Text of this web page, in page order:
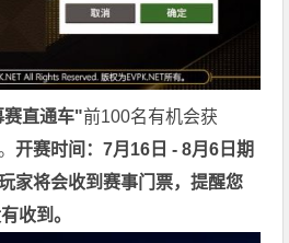
赛直通车"前100名有机会获
开赛时间：7月16日 - 8月6日期
家将会收到赛事门票，提醒您
收到。